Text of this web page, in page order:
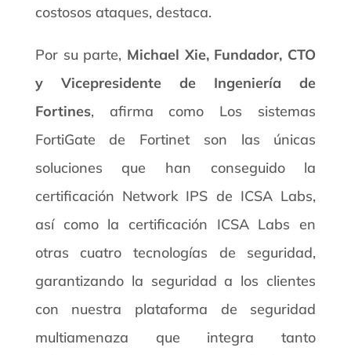
costosos ataques, destaca.
Por su parte, Michael Xie, Fundador, CTO
y Vicepresidente de Ingeniería de
Fortines, afirma como Los sistemas
FortiGate de Fortinet son las únicas
soluciones que han conseguido la
certificación Network IPS de ICSA Labs,
así como la certificación ICSA Labs en
otras cuatro tecnologías de seguridad,
garantizando la seguridad a los clientes
con nuestra plataforma de seguridad
multiamenaza que integra tanto